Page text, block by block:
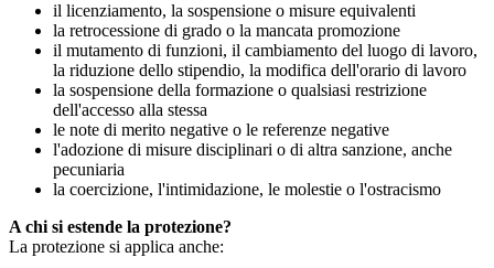
il licenziamento, la sospensione o misure equivalenti
la retrocessione di grado o la mancata promozione
il mutamento di funzioni, il cambiamento del luogo di lavoro,
la riduzione dello stipendio, la modifica dell'orario di lavoro
la sospensione della formazione o qualsiasi restrizione
dell'accesso alla stessa
le note di merito negative o le referenze negative
l'adozione di misure disciplinari o di altra sanzione, anche
pecuniaria
la coercizione, l'intimidazione, le molestie o l'ostracismo
A chi si estende la protezione?
La protezione si applica anche: